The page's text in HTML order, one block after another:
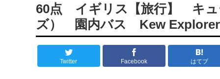
60点 イギリス【旅行】 キュ
ズ） 園内バス Kew Explorer
Twitter Facebook はてブ